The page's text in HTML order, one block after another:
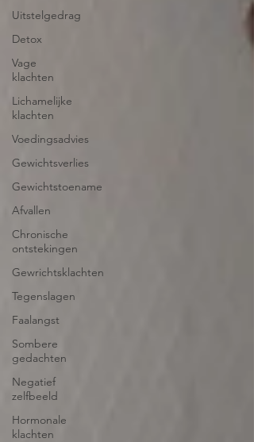
Uitstelgedrag
Detox
Vage
klachten
Lichamelijke
klachten
Voedingsadvies
Gewichtsverlies
Gewichtstoename
Afvallen
Chronische
ontstekingen
Gewrichtsklachten
Tegenslagen
Faalangst
Sombere
gedachten
Negatief
zelfbeeld
Hormonale
klachten